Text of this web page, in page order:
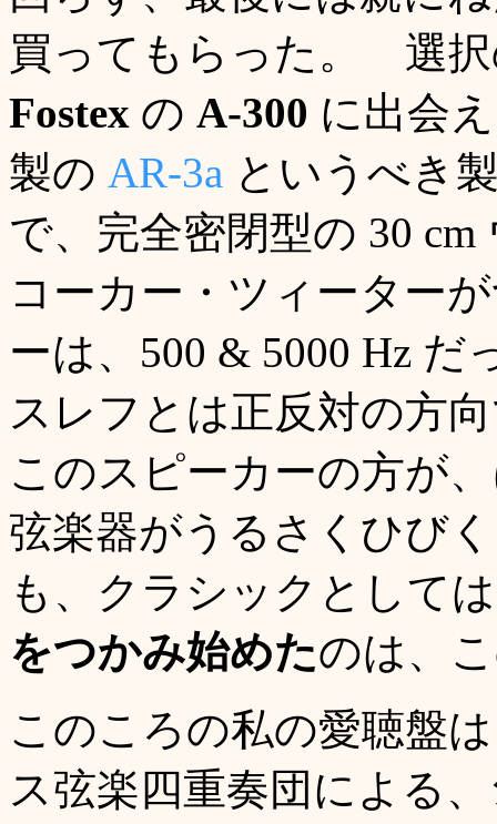
買ってもらった。 選
Fostex の A-300 に出会
製の AR-3a というべき
で、完全密閉型の 30
コーカー・ツィーター
ーは、500 & 5000 Hz
スレフとは正反対の方
このスピーカーの方が
弦楽器がうるさくひび
も、クラシックとして
をつかみ始めたのは、
このころの私の愛聴盤
ス弦楽四重奏団による、